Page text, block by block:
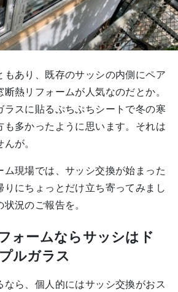
もあり、既存のサッシの内側にペア
熱リフォームが人気なのだとか。
ラスに貼るぷちぷちシートで冬の寒
も多かったように思います。それは
が。
ム現場では、サッシ交換が始まった
りにちょっとだけ立ち寄ってみまし
況のご報告を。
ォームならサッシはド
ルガラス
なら、個人的にはサッシ交換がおス